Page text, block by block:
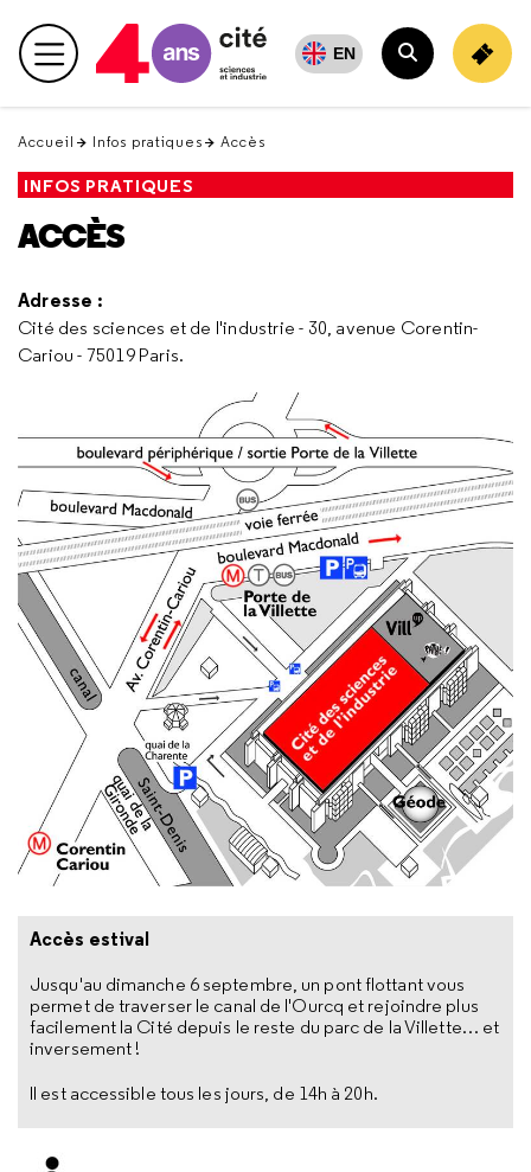
en
haut Menu principal EN
Rechercher
Accueil Infos pratiques Accès
INFOS PRATIQUES
ACCÈS
Adresse :
Cité des sciences et de l'industrie - 30, avenue Corentin-
Cariou - 75019 Paris.
Accès estival
Jusqu'au dimanche 6 septembre, un pont flottant vous
permet de traverser le canal de l'Ourcq et rejoindre plus
facilement la Cité depuis le reste du parc de la Villette… et
inversement !
Il est accessible tous les jours, de 14h à 20h.